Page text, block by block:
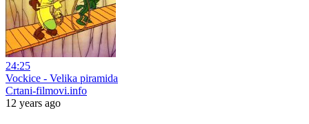
24:25
Vockice - Velika piramida
Crtani-filmovi.info
12 years ago